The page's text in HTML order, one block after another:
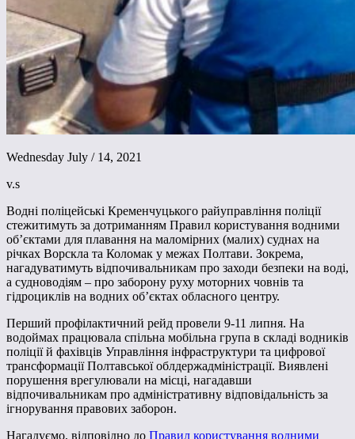
Wednesday July / 14, 2021
v.s
Водні поліцейські Кременчуцького райуправління поліції
стежитимуть за дотриманням Правил користування водними
об’єктами для плавання на маломірних (малих) суднах на
річках Ворскла та Коломак у межах Полтави. Зокрема,
нагадуватимуть відпочивальникам про заходи безпеки на воді,
а судноводіям – про заборону руху моторних човнів та
гідроциклів на водних об’єктах обласного центру.
Перший профілактичний рейд провели 9-11 липня. На
водоймах працювала спільна мобільна група в складі водників
поліції й фахівців Управління інфраструктури та цифрової
трансформації Полтавської облдержадміністрації. Виявлені
порушення врегулювали на місці, нагадавши
відпочивальникам про адміністративну відповідальність за
ігнорування правових заборон.
Нагадуємо, відповідно до Правил користування водними